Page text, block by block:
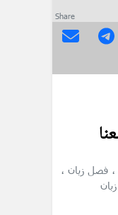
Share
، فصل زبان ،